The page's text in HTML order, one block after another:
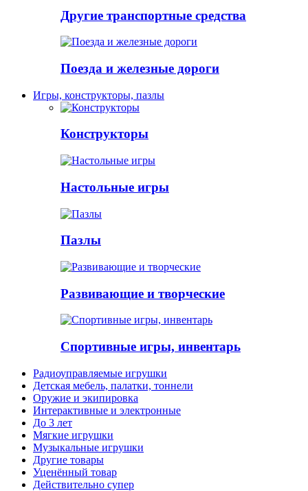
Другие транспортные средства
Поезда и железные дороги
Игры, конструкторы, пазлы
Конструкторы
Настольные игры
Пазлы
Развивающие и творческие
Спортивные игры, инвентарь
Радиоуправляемые игрушки
Детская мебель, палатки, тоннели
Оружие и экипировка
Интерактивные и электронные
До 3 лет
Мягкие игрушки
Музыкальные игрушки
Другие товары
Уценённый товар
Действительно супер